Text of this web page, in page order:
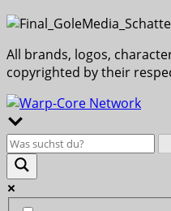
All brands, logos,
copyrighted by their